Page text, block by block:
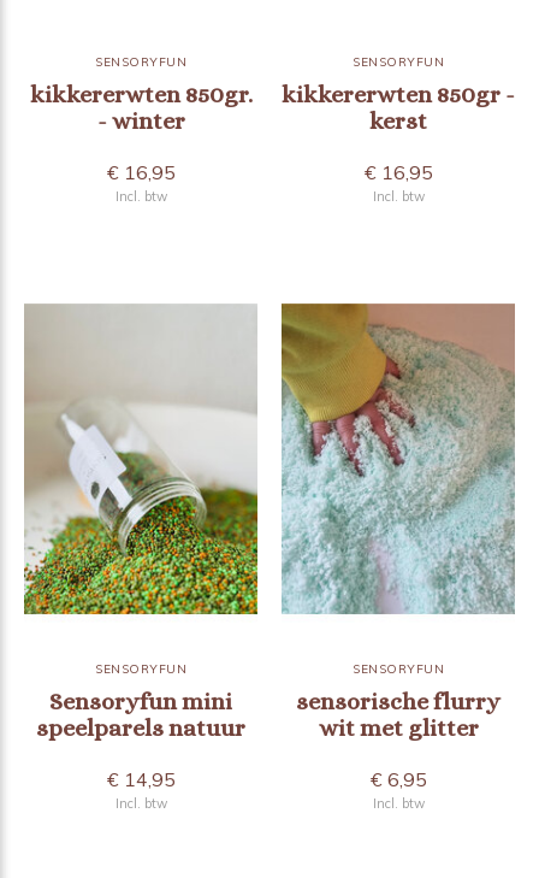
SENSORYFUN
kikkererwten 850gr.
- winter
€ 16,95
Incl. btw
SENSORYFUN
kikkererwten 850gr -
kerst
€ 16,95
Incl. btw
SENSORYFUN
Sensoryfun mini
speelparels natuur
€ 14,95
Incl. btw
SENSORYFUN
sensorische flurry
wit met glitter
€ 6,95
Incl. btw